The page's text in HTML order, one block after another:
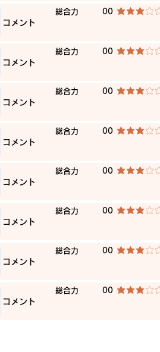
​総合力 00 平均評価 3 /5
​コメント
​総合力 00 平均評価 3 /5
​コメント
​総合力 00 平均評価 3 /5
​コメント
​総合力 00 平均評価 3 /5
​コメント
​総合力 00 平均評価 3 /5
​コメント
​総合力 00 平均評価 3 /5
​コメント
​総合力 00 平均評価 3 /5
​コメント
​総合力 00 平均評価 3 /5
​コメント